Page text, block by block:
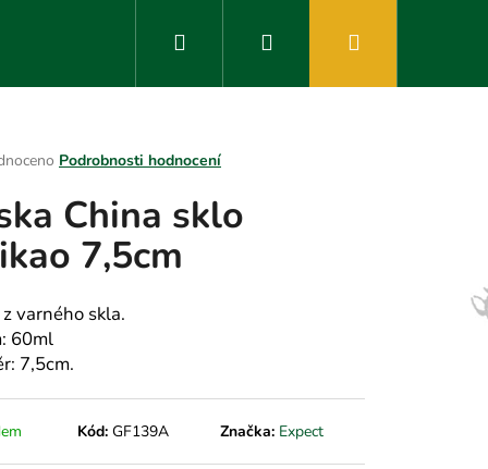
Hledat Přihlášení
Podrobnosti hodnocení
China sklo
7,5cm
varného skla.
60ml
7,5cm.
Kód: GF139A Značka: Expect